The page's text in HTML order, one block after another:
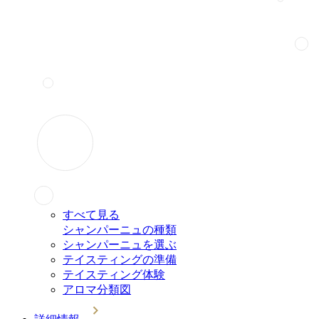
すべて見る
シャンパーニュの種類
シャンパーニュを選ぶ
テイスティングの準備
テイスティング体験
アロマ分類図